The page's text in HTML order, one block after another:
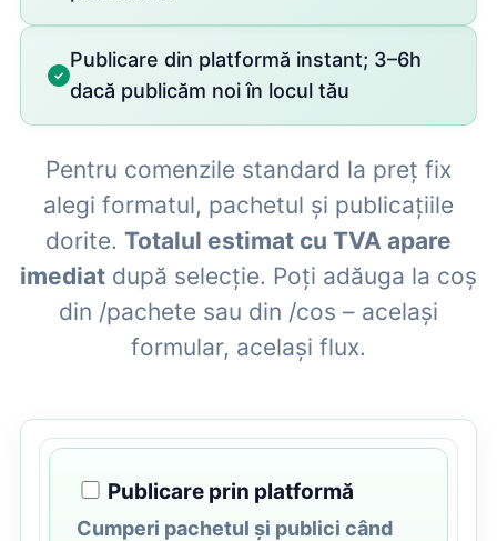
Publicare din platformă instant; 3–6h
dacă publicăm noi în locul tău
Pentru comenzile standard la preț fix
alegi formatul, pachetul și publicațiile
dorite. Totalul estimat cu TVA apare
imediat după selecție. Poți adăuga la coș
din /pachete sau din /cos – același
formular, același flux.
Publicare prin platformă
Cumperi pachetul și publici când